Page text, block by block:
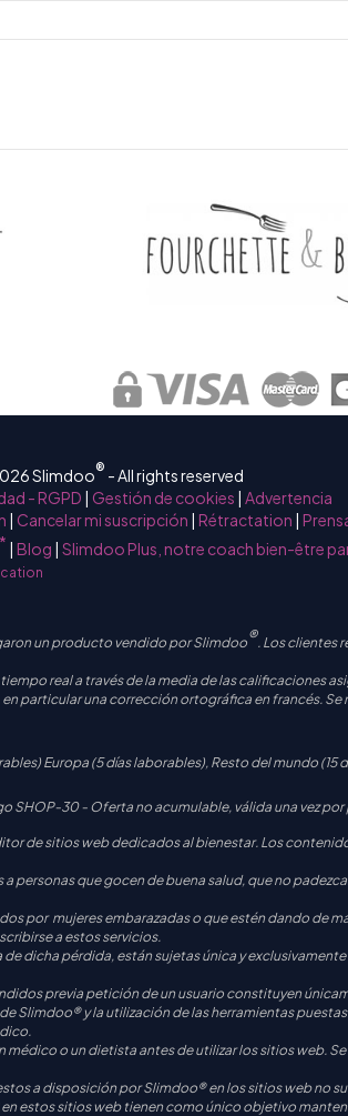
Slimdoo® - All rights reserved
- RGPD | Gestión de cookies | Advertencia
| Cancelar mi suscripción | Rétractation |
| Blog | Slimdoo Plus, notre coach bien-être
un producto vendido por Slimdoo®. Los clientes
real a través de la media de las calificaciones
particular una corrección ortográfica en francés.
Europa (5 días laborables), Resto del mundo (15
SHOP-30 - Oferta no acumulable, válida una vez por
de sitios web dedicados al bienestar. Los
personas que gocen de buena salud, que no
por mujeres embarazadas o que estén dando
a estos servicios.
dicha pérdida, están sujetas única y
previa petición de un usuario constituyen
Slimdoo® y la utilización de las herramientas
médico o un dietista antes de utilizar los sitios web.
a disposición por Slimdoo® en los sitios web no
estos sitios web tienen como único objetivo